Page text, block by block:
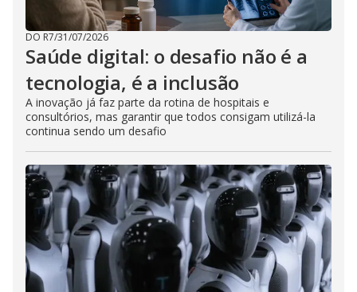
DO R7/31/07/2026
Saúde digital: o desafio não é a
tecnologia, é a inclusão
A inovação já faz parte da rotina de hospitais e
consultórios, mas garantir que todos consigam utilizá-la
continua sendo um desafio